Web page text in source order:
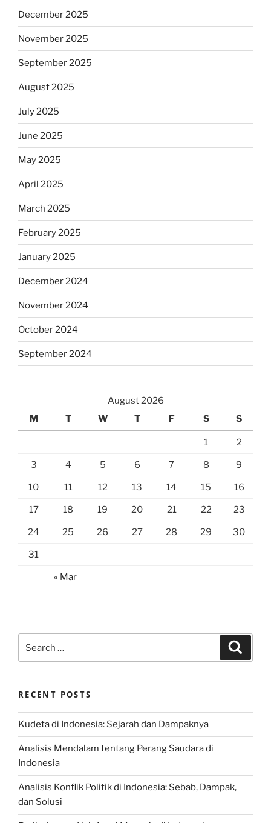
December 2025
November 2025
September 2025
August 2025
July 2025
June 2025
May 2025
April 2025
March 2025
February 2025
January 2025
December 2024
November 2024
October 2024
September 2024
August 2026
M
T W T F S S
1 2
3 4 5 6 7 8 9
10 11 12 13 14 15 16
17 18 19 20 21 22 23
24 25 26 27 28 29 30
31
« Mar
for:
RECENT POSTS
Kudeta di Indonesia: Sejarah dan Dampaknya
Analisis Mendalam tentang Perang Saudara di
Indonesia
Analisis Konflik Politik di Indonesia: Sebab, Dampak,
dan Solusi